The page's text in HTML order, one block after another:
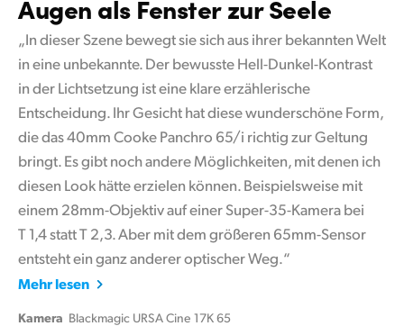
Augen als Fenster zur Seele
„In dieser Szene bewegt sie sich aus ihrer bekannten Welt
in eine unbekannte. Der bewusste Hell-Dunkel-Kontrast
in der Lichtsetzung ist eine klare erzählerische
Entscheidung. Ihr Gesicht hat diese wunderschöne Form,
die das 40mm Cooke Panchro 65/i richtig zur Geltung
bringt. Es gibt noch andere Möglichkeiten, mit denen ich
diesen Look hätte erzielen können. Beispielsweise mit
einem 28mm-Objektiv auf einer Super-35-Kamera bei
T 1,4 statt T 2,3. Aber mit dem größeren 65mm-Sensor
entsteht ein ganz anderer optischer Weg.“
Mehr lesen
Kamera Blackmagic URSA Cine 17K 65